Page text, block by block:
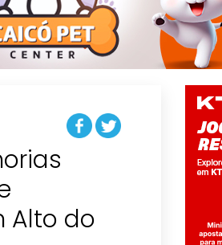
Alto do